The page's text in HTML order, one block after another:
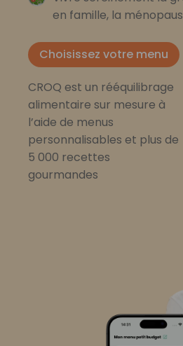
en famille, la
Choisissez votre menu
CROQ est un rééquilibrage
alimentaire sur mesure à
l’aide de menus
personnalisables et plus de
5 000 recettes
gourmandes